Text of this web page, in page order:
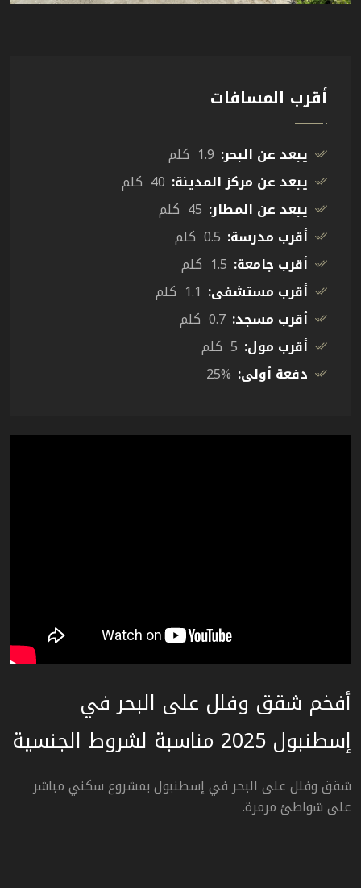
أقرب المسافات
يبعد عن البحر: 1.9 كلم
يبعد عن مركز المدينة: 40 كلم
يبعد عن المطار: 45 كلم
أقرب مدرسة: 0.5 كلم
أقرب جامعة: 1.5 كلم
أقرب مستشفى: 1.1 كلم
أقرب مسجد: 0.7 كلم
أقرب مول: 5 كلم
دفعة أولى: 25%
أفخم شقق وفلل على البحر في
إسطنبول 2025 مناسبة لشروط الجنسية
شقق وفلل على البحر في إسطنبول بمشروع سكني مباشر
على شواطئ مرمرة.